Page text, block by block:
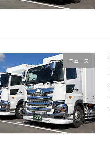
ニュース